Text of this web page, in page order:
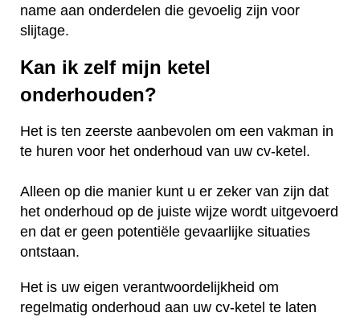
name aan onderdelen die gevoelig zijn voor
slijtage.
Kan ik zelf mijn ketel
onderhouden?
Het is ten zeerste aanbevolen om een vakman in
te huren voor het onderhoud van uw cv-ketel.
Alleen op die manier kunt u er zeker van zijn dat
het onderhoud op de juiste wijze wordt uitgevoerd
en dat er geen potentiële gevaarlijke situaties
ontstaan.
Het is uw eigen verantwoordelijkheid om
regelmatig onderhoud aan uw cv-ketel te laten